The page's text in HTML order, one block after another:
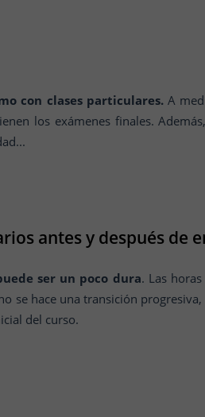
con clases particulares.A
los exámenes finales.
antes y después de
ser un poco dura. Las
se hace una transición
del curso.